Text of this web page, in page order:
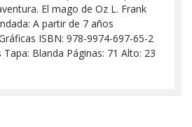
El mago de Oz L. Frank
A partir de 7 años
ISBN: 978-9974-697-65-2
Blanda Páginas: 71 Alto: 23